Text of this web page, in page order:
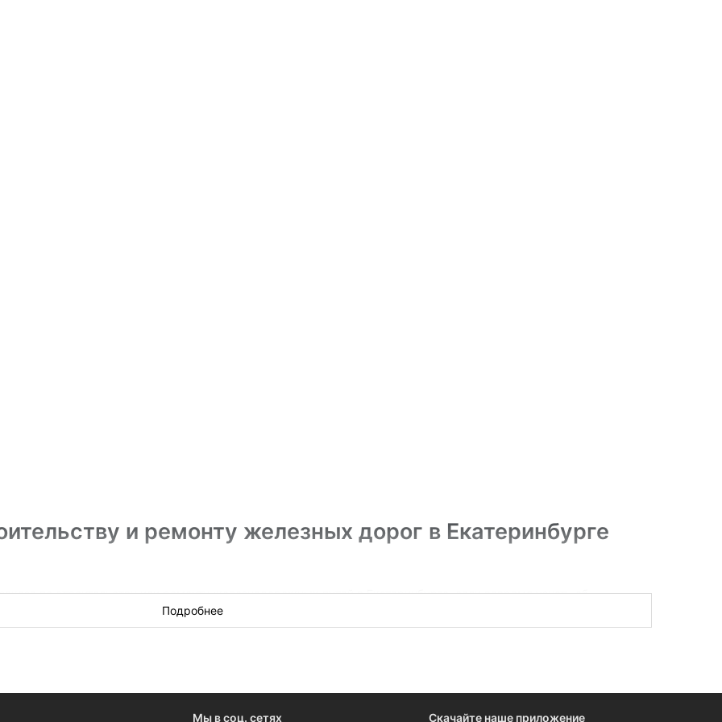
и ремонту железных дорог в Екатеринбурге
по строительству или ремонту железнодорожных путей в Екатеринбурге, если вовремя узнать об
информацию о самых свежих закупках от государства и компаний в этой сфере. Чтобы знать о
— данные доступны каждому.
Подробнее
Мы в соц. сетях Скачайте наше приложение